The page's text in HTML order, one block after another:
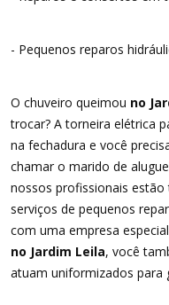
- Pequenos reparos
O chuveiro queimou no
trocar? A torneira elétrica
na fechadura e você
chamar o marido de
nossos profissionais
serviços de pequenos
com uma empresa
no Jardim Leila, você
atuam uniformizados para